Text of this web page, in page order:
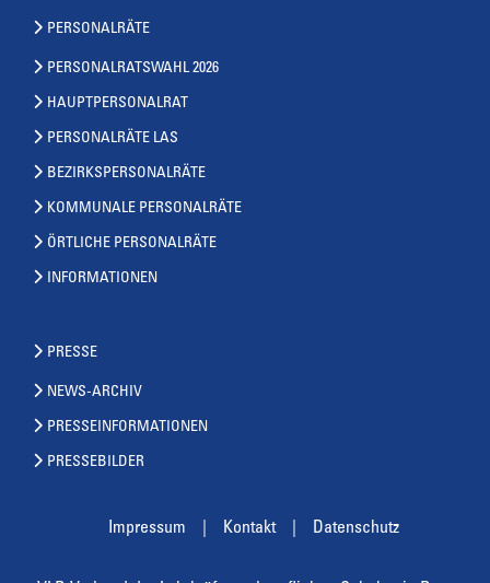
PERSONALRÄTE
PERSONALRATSWAHL 2026
HAUPTPERSONALRAT
PERSONALRÄTE LAS
BEZIRKSPERSONALRÄTE
KOMMUNALE PERSONALRÄTE
ÖRTLICHE PERSONALRÄTE
INFORMATIONEN
PRESSE
NEWS-ARCHIV
PRESSEINFORMATIONEN
PRESSEBILDER
Impressum Kontakt Datenschutz